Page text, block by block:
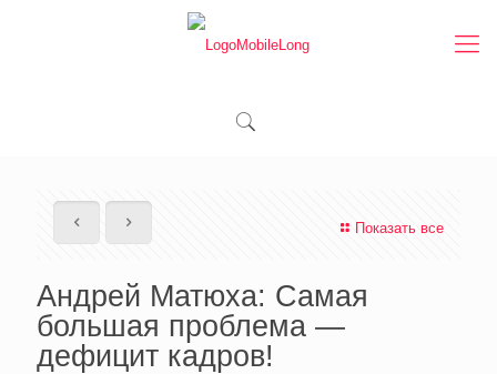
Показать все
Андрей Матюха: Самая
большая проблема —
дефицит кадров!